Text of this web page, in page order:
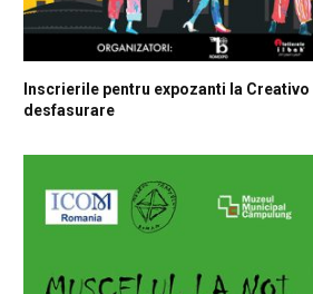
Inscrierile pentru expozanti la Creativo
desfasurare